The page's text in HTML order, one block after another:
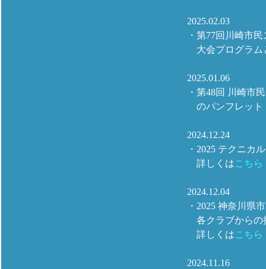
2025.02.03
・第77回川崎市
大会プログラム
2025.01.06
・第48回 川崎市
のパンフレット
2024.12.24
・2025 テクニカ
詳しくはこちら
2024.12.04
・2025 神奈川県
各クラブからの
詳しくはこちら
2024.11.16